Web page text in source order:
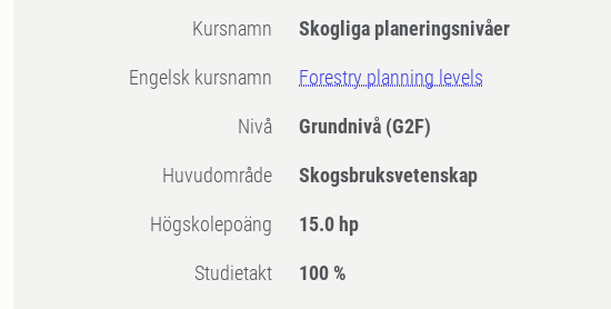
Kursnamn Skogliga planeringsnivåer
Engelsk kursnamn Forestry planning levels
Nivå Grundnivå (G2F)
Huvudområde Skogsbruksvetenskap
högskolepoäng 15.0 hp
Studietakt 100 %